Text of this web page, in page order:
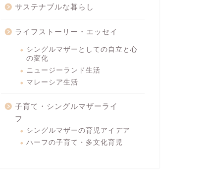
サステナブルな暮らし
ライフストーリー・エッセイ
シングルマザーとしての自立と心
の変化
ニュージーランド生活
マレーシア生活
子育て・シングルマザーライ
フ
シングルマザーの育児アイデア
ハーフの子育て・多文化育児